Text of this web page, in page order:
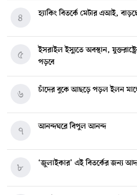
হ্যাকিং বিতর্কে মেটার এআই,
৪
ইসরাইল ইস্যুতে অবস্থান,
পড়বে
৫
চাঁদের বুকে আছড়ে পড়ল ইলন
৬
আনন্দঘরে বিপুল আনন্দ
৭
‘জুলাইকার’ এই বিতর্কের জন্য
৮